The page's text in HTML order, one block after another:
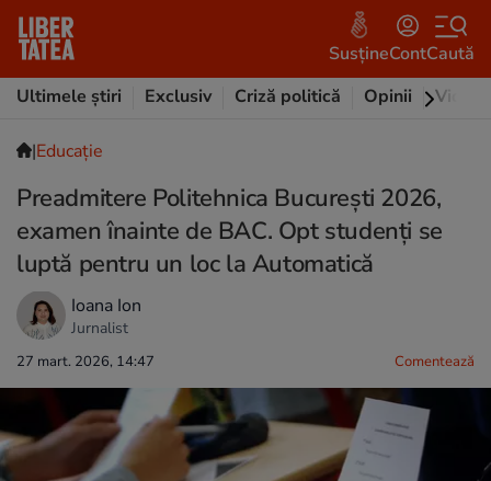
SusțineContCaută
Ultimele știri
Exclusiv Criză politică Opinii Video
|Educație
Preadmitere Politehnica București 2026,
examen înainte de BAC. Opt studenți se
luptă pentru un loc la Automatică
Ioana Ion
Jurnalist
27 mart. 2026, 14:47 Comentează